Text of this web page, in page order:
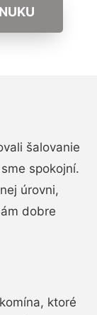
šalovanie
spokojní.
úrovni,
dobre
ktoré